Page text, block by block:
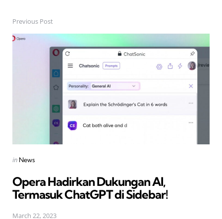
Post
navigation
Previous Post
Posted
in News
Opera Hadirkan Dukungan AI,
Termasuk ChatGPT di Sidebar!
March 22, 2023